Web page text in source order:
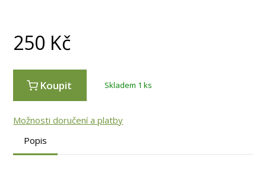
250 Kč
Koupit Skladem 1 ks
Možnosti doručení a platby
Popis